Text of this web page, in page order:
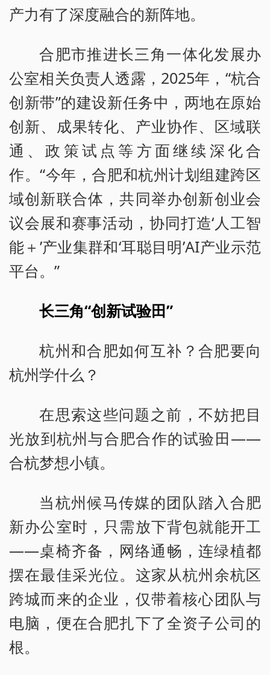
产力有了深度融合的新阵地。
合肥市推进长三角一体化发展办
公室相关负责人透露，2025年，“杭合
创新带”的建设新任务中，两地在原始
创新、成果转化、产业协作、区域联
通、政策试点等方面继续深化合
作。“今年，合肥和杭州计划组建跨区
域创新联合体，共同举办创新创业会
议会展和赛事活动，协同打造‘人工智
能＋’产业集群和‘耳聪目明’AI产业示范
平台。”
长三角“创新试验田”
杭州和合肥如何互补？合肥要向
杭州学什么？
在思索这些问题之前，不妨把目
光放到杭州与合肥合作的试验田——
合杭梦想小镇。
当杭州候马传媒的团队踏入合肥
新办公室时，只需放下背包就能开工
——桌椅齐备，网络通畅，连绿植都
摆在最佳采光位。这家从杭州余杭区
跨城而来的企业，仅带着核心团队与
电脑，便在合肥扎下了全资子公司的
根。